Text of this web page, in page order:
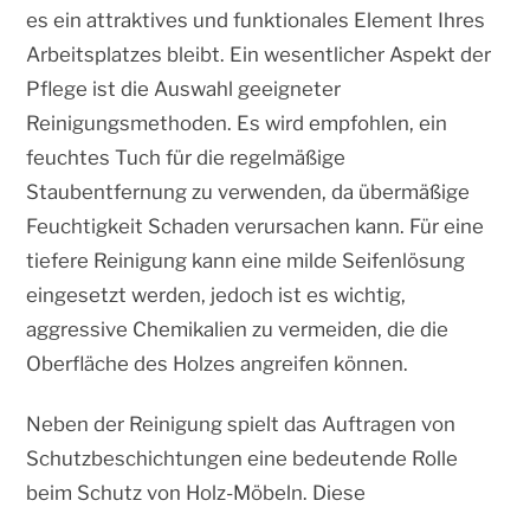
es ein attraktives und funktionales Element Ihres
Arbeitsplatzes bleibt. Ein wesentlicher Aspekt der
Pflege ist die Auswahl geeigneter
Reinigungsmethoden. Es wird empfohlen, ein
feuchtes Tuch für die regelmäßige
Staubentfernung zu verwenden, da übermäßige
Feuchtigkeit Schaden verursachen kann. Für eine
tiefere Reinigung kann eine milde Seifenlösung
eingesetzt werden, jedoch ist es wichtig,
aggressive Chemikalien zu vermeiden, die die
Oberfläche des Holzes angreifen können.
Neben der Reinigung spielt das Auftragen von
Schutzbeschichtungen eine bedeutende Rolle
beim Schutz von Holz-Möbeln. Diese